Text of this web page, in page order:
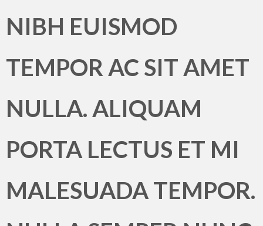
NIBH EUISMOD
TEMPOR AC SIT AMET
NULLA. ALIQUAM
PORTA LECTUS ET MI
MALESUADA TEMPOR.